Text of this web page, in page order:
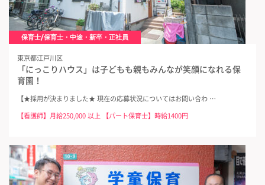
保育士/保育士・中途・新卒・正社員
東京都江戸川区
「にっこりハウス」は子どもも親もみんなが笑顔になれる保
育園！
【★採用が決まりました★ 現在の応募状況についてはお問い合わ …
【看護師】月給250,000 以上 【パート保育士】時給1400円